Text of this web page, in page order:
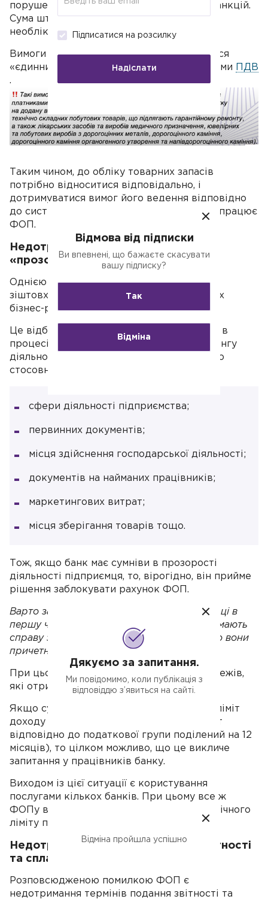
порушення буде накладення штрафних санкцій.
Сума штрафу становитиме вартість всіх
необлікованих товарів.
Вимоги щодо обліку товарів не стосуються
«єдинників», не зареєстрованих платниками
ПДВ
.
Таким чином, до обліку товарних запасів
потрібно відноситися відповідально, і
дотримуватися вимог його ведення відповідно
до системи оподаткування, в рамках якої працює
ФОП.
Недотримання вимог банків щодо
«прозорості роботи»
Однією з поширених проблем, з якими
зіштовхуються підприємці, є блокування їх
бізнес-рахунків.
Це відбувається у зв’язку з тим, що банки в
процесі здійснення фінансового моніторингу
діяльності ФОПа, не отримали інформацію
стосовно:
сфери діяльності підприємства;
первинних документів;
місця здійснення господарської діяльності;
документів на найманих працівників;
маркетингових витрат;
місця зберігання товарів тощо.
Тож, якщо банк має сумніви в прозорості
діяльності підприємця, то, вірогідно, він прийме
рішення заблокувати рахунок ФОП.
Варто зауважити, що прискіпливій перевірці в
першу чергу підлягають підприємства, які мають
справу з держзакупівлями, особливо, якщо вони
причетні до воєнної сфери.
При цьому банки контролюють суми платежів,
які отримує ФОП на свій рахунок.
Якщо сума платежу буде перевищувати ліміт
доходу підприємця на місяць (річний ліміт
відповідно до податкової групи поділений на 12
місяців), то цілком можливо, що це викличе
запитання у працівників банку.
Виходом із цієї ситуації є користування
послугами кількох банків. При цьому все ж
ФОПу варто контролювати дотримання річного
ліміту по своїй групі.
Недотримання термінів подання звітності
та сплати податків
Розповсюдженою помилкою ФОП є
недотримання термінів подання звітності та
Підписатися на розсилку
Надіслати
Дякуємо за запитання.
Ми повідомимо, коли публікація з
відповіддю з’явиться на сайті.
Відмова від підписки
Ви впевнені, що бажаєте скасувати
вашу підписку?
Так
Відміна
Відміна пройшла успішно